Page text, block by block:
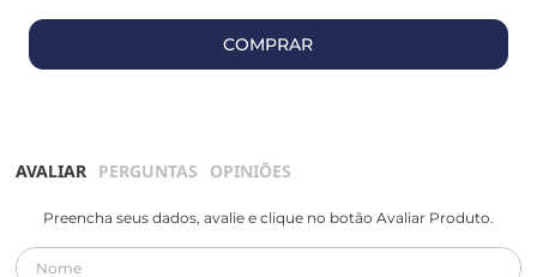
COMPRAR
AVALIAR PERGUNTAS OPINIÕES
Preencha seus dados, avalie e clique no botão Avaliar Produto.